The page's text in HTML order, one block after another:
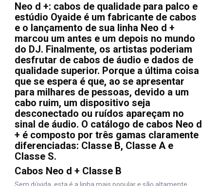
Neo d +: cabos de qualidade para palco e
estúdio Oyaide é um fabricante de cabos
e o lançamento de sua linha Neo d +
marcou um antes e um depois no mundo
do DJ. Finalmente, os artistas poderiam
desfrutar de cabos de áudio e dados de
qualidade superior. Porque a última coisa
que se espera é que, ao se apresentar
para milhares de pessoas, devido a um
cabo ruim, um dispositivo seja
desconectado ou ruídos apareçam no
sinal de áudio. O catálogo de cabos Neo d
+ é composto por três gamas claramente
diferenciadas: Classe B, Classe A e
Classe S.
Cabos Neo d + Classe B